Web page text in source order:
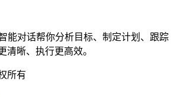
能对话帮你分析目标、制定计划、跟踪
清晰、执行更高效。
所有